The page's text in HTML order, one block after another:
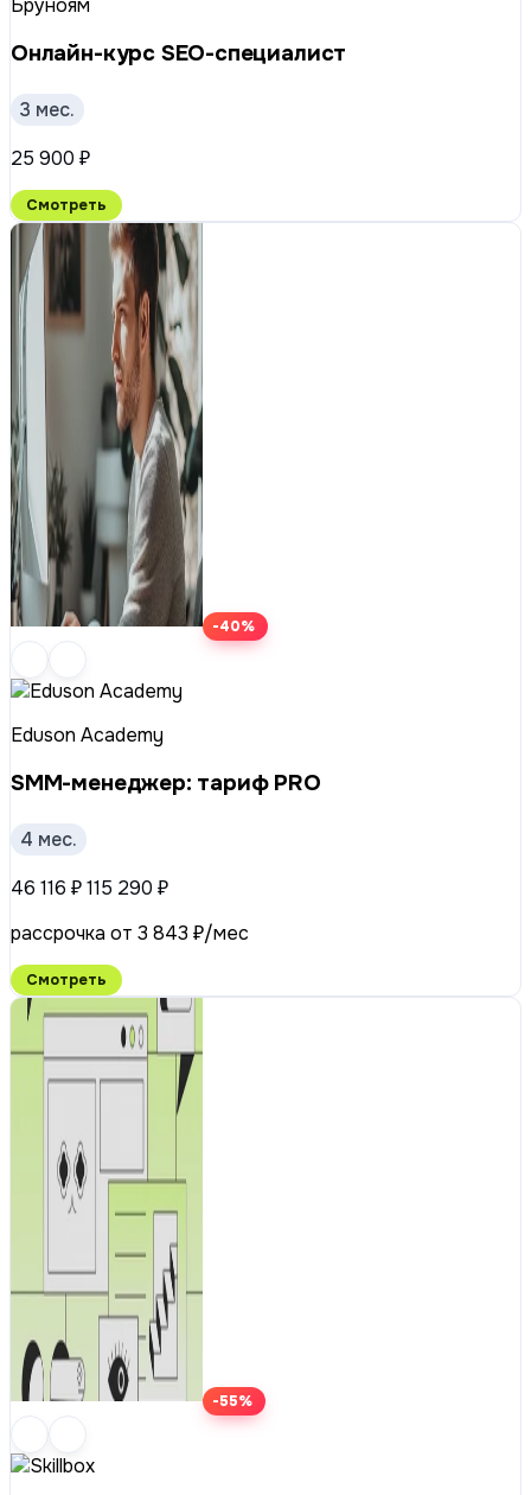
Онлайн-курс SEO-специалист
3 мес.
25 900 ₽
Смотреть
-40%
Eduson Academy
SMM-менеджер: тариф PRO
4 мес.
46 116 ₽115 290 ₽
рассрочка от 3 843 ₽/мес
Смотреть
-55%